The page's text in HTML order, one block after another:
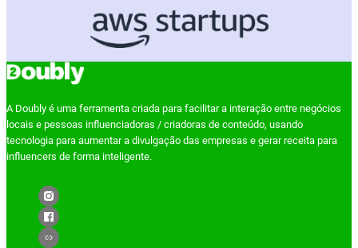
A Doubly é uma ferramenta criada para facilitar a interação entre negócios
locais e pessoas influenciadoras / criadoras de conteúdo, usando
tecnologia para aumentar a divulgação das empresas e gerar receita para
influencers de forma inteligente.